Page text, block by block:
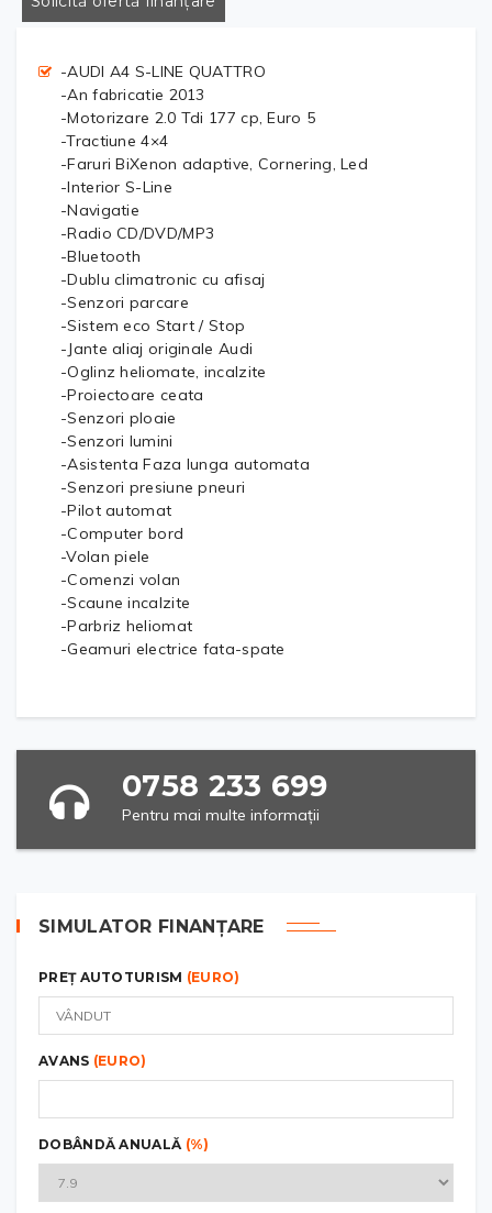
-AUDI A4 S-LINE QUATTRO
-An fabricatie 2013
-Motorizare 2.0 Tdi 177 cp, Euro 5
-Tractiune 4×4
-Faruri BiXenon adaptive, Cornering, Led
-Interior S-Line
-Navigatie
-Radio CD/DVD/MP3
-Bluetooth
-Dublu climatronic cu afisaj
-Senzori parcare
-Sistem eco Start / Stop
-Jante aliaj originale Audi
-Oglinz heliomate, incalzite
-Proiectoare ceata
-Senzori ploaie
-Senzori lumini
-Asistenta Faza lunga automata
-Senzori presiune pneuri
-Pilot automat
-Computer bord
-Volan piele
-Comenzi volan
-Scaune incalzite
-Parbriz heliomat
-Geamuri electrice fata-spate
0758 233 699
Pentru mai multe informații
SIMULATOR FINANȚARE
PREȚ AUTOTURISM (EURO)
AVANS (EURO)
DOBÂNDĂ ANUALĂ (%)